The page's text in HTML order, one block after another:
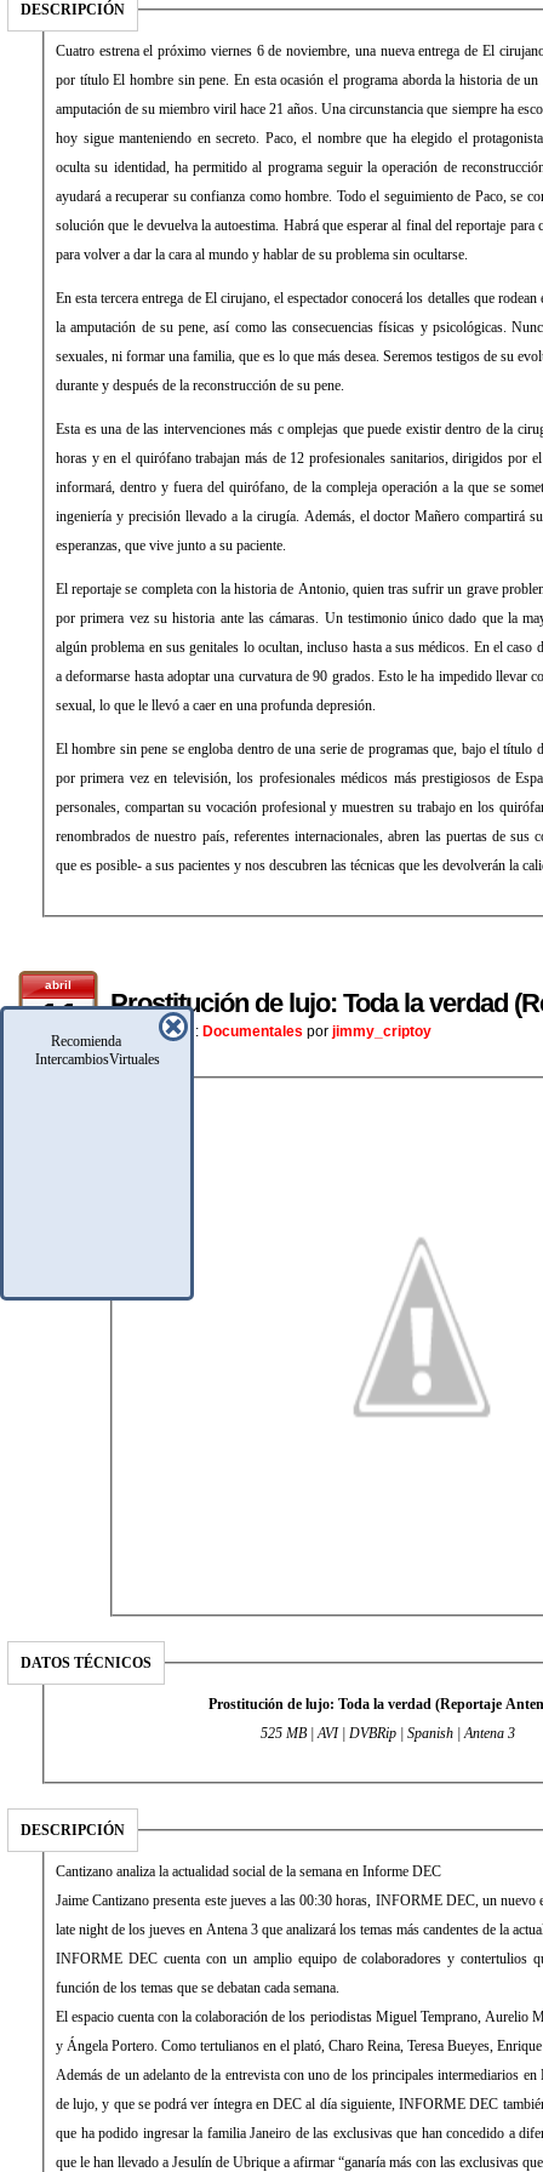
Recomienda
IntercambiosVirtuales
DESCRIPCIÓN
Cuatro estrena el próximo viernes 6 de noviembre, una nueva entrega de El
por título El hombre sin pene. En esta ocasión el programa aborda la historia de
amputación de su miembro viril hace 21 años. Una circunstancia que siempre ha
hoy sigue manteniendo en secreto. Paco, el nombre que ha elegido el
oculta su identidad, ha permitido al programa seguir la operación de
ayudará a recuperar su confianza como hombre. Todo el seguimiento de Paco, se
solución que le devuelva la autoestima. Habrá que esperar al final del reportaje para
para volver a dar la cara al mundo y hablar de su problema sin ocultarse.
En esta tercera entrega de El cirujano, el espectador conocerá los detalles que
la amputación de su pene, así como las consecuencias físicas y psicológicas.
sexuales, ni formar una familia, que es lo que más desea. Seremos testigos de su
durante y después de la reconstrucción de su pene.
Esta es una de las intervenciones más c omplejas que puede existir dentro de la
horas y en el quirófano trabajan más de 12 profesionales sanitarios, dirigidos por
informará, dentro y fuera del quirófano, de la compleja operación a la que se
ingeniería y precisión llevado a la cirugía. Además, el doctor Mañero compartirá
esperanzas, que vive junto a su paciente.
El reportaje se completa con la historia de Antonio, quien tras sufrir un grave
por primera vez su historia ante las cámaras. Un testimonio único dado que la
algún problema en sus genitales lo ocultan, incluso hasta a sus médicos. En el
a deformarse hasta adoptar una curvatura de 90 grados. Esto le ha impedido llevar
sexual, lo que le llevó a caer en una profunda depresión.
El hombre sin pene se engloba dentro de una serie de programas que, bajo el título
por primera vez en televisión, los profesionales médicos más prestigiosos de
personales, compartan su vocación profesional y muestren su trabajo en los
renombrados de nuestro país, referentes internacionales, abren las puertas de sus
que es posible- a sus pacientes y nos descubren las técnicas que les devolverán la
abril
11 Prostitución de lujo: Toda la verdad
Posteado En: Documentales por jimmy_criptoy
DATOS TÉCNICOS
Prostitución de lujo: Toda la verdad (Reportaje
525 MB | AVI | DVBRip | Spanish | Antena 3
DESCRIPCIÓN
Cantizano analiza la actualidad social de la semana en Informe DEC
Jaime Cantizano presenta este jueves a las 00:30 horas, INFORME DEC, un nuevo
late night de los jueves en Antena 3 que analizará los temas más candentes de la
INFORME DEC cuenta con un amplio equipo de colaboradores y contertulios
función de los temas que se debatan cada semana.
El espacio cuenta con la colaboración de los periodistas Miguel Temprano, Aurelio
y Ángela Portero. Como tertulianos en el plató, Charo Reina, Teresa Bueyes,
Además de un adelanto de la entrevista con uno de los principales intermediarios en
de lujo, y que se podrá ver íntegra en DEC al día siguiente, INFORME DEC
que ha podido ingresar la familia Janeiro de las exclusivas que han concedido a
que le han llevado a Jesulín de Ubrique a afirmar “ganaría más con las exclusivas